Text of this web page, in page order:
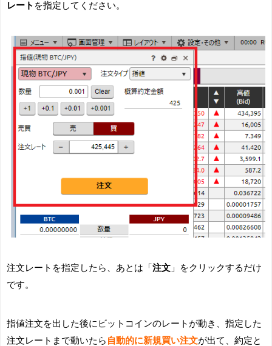
レート を指定してください。
注文レートを指定したら、あとは「 注文 」をクリックするだけ
です。
指値注文を出した後にビットコインのレートが動き、指定した
注文レートまで動いたら 自動的に新規買い注文が出て、約定と